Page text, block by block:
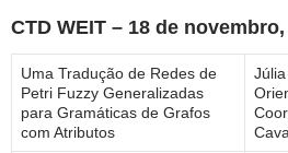
CTD WEIT – 18 de
Uma Tradução de Redes de
Petri Fuzzy Generalizadas
para Gramáticas de Grafos
com Atributos